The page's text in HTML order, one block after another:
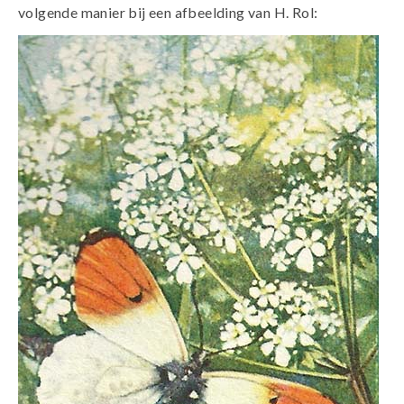
volgende manier bij een afbeelding van H. Rol: